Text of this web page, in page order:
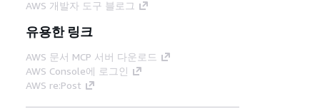
AWS 개발자 도구 블로그
유용한 링크
AWS 문서 MCP 서버 다운로드
AWS Console에 로그인
AWS re:Post